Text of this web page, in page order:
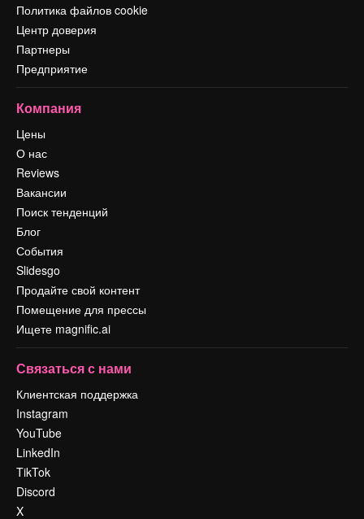
Политика файлов cookie
Центр доверия
Партнеры
Предприятие
Компания
Цены
О нас
Reviews
Вакансии
Поиск тенденций
Блог
События
Slidesgo
Продайте свой контент
Помещение для прессы
Ищете magnific.ai
Связаться с нами
Клиентская поддержка
Instagram
YouTube
LinkedIn
TikTok
Discord
X